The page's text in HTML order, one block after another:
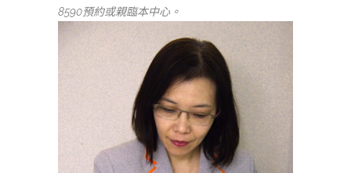
8590預約或親臨本中心。